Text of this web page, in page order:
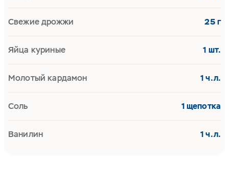
Свежие дрожжи 25 г
Яйца куриные 1 шт.
Молотый кардамон 1 ч.л.
Соль 1 щепотка
Ванилин 1 ч.л.